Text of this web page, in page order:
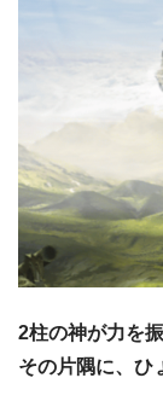
2柱の神が力を
その片隅に、ひ